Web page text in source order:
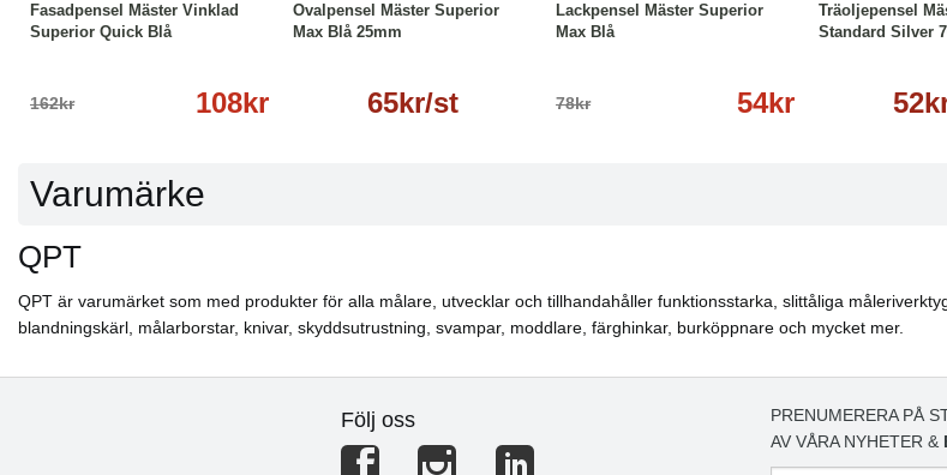
Fasadpensel Mäster Vinklad
Superior Quick Blå
162kr 108kr
Ovalpensel Mäster Superior
Max Blå 25mm
65kr/st
Lackpensel Mäster Superior
Max Blå
78kr 54kr
Träoljepensel
Standard Silver
Varumärke
QPT
QPT är varumärket som med produkter för alla målare, utvecklar och tillhandahåller funktionsstarka, slittåliga
blandningskärl, målarborstar, knivar, skyddsutrustning, svampar, moddlare, färghinkar, burköppnare och mycket mer.
Följ oss
PRENUMERERA PÅ
AV VÅRA NYHETER &